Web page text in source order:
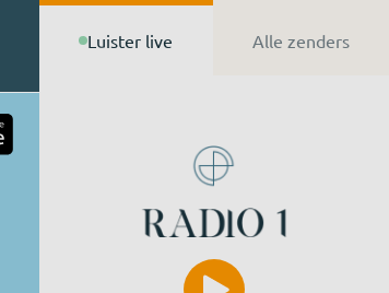
Luister live Alle zenders